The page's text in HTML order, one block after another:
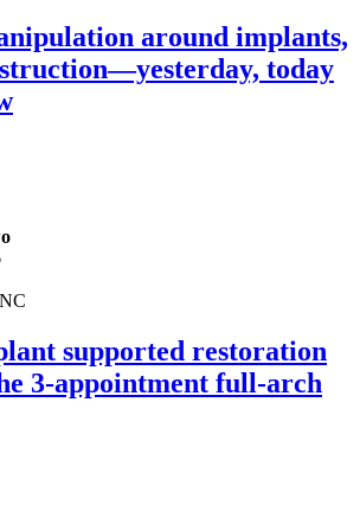
around implants,
today
supported restoration
3-appointment full-arch